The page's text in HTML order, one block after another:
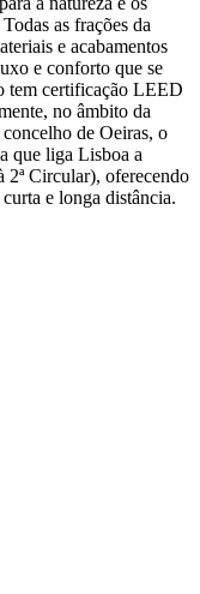
as frações da
e acabamentos
e conforto que se
tem certificação LEED
no âmbito da
de Oeiras, o
que liga Lisboa a
2ª Circular), oferecendo
e longa distância.